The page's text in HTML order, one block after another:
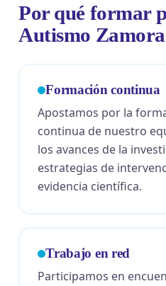
Por qué formar
Autismo Zamora
Formación continua
Apostamos por la
continua de nuestro
los avances de la
estrategias de
evidencia científica.
Trabajo en red
Participamos en